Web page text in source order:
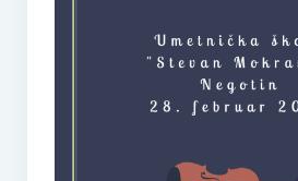
Такмичарска књижица